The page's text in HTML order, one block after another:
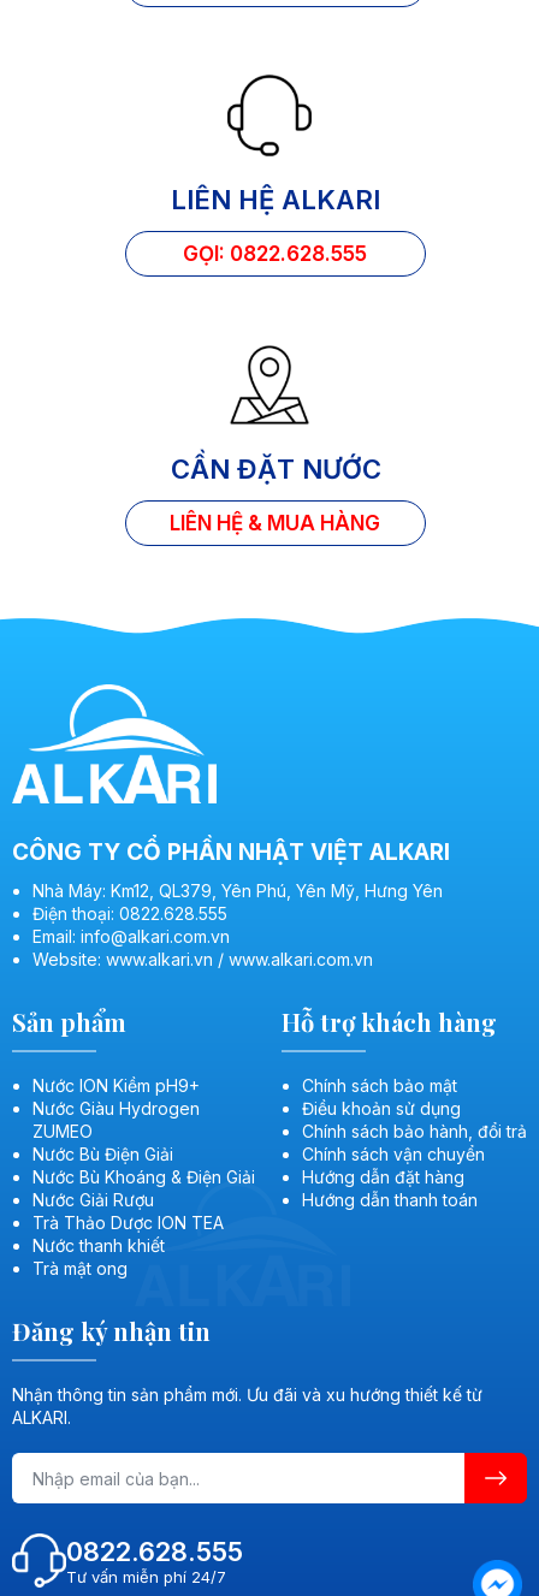
LIÊN HỆ ALKARI
GỌI: 0822.628.555
CẦN ĐẶT NƯỚC
LIÊN HỆ & MUA HÀNG
CÔNG TY CỔ PHẦN NHẬT VIỆT ALKARI
Nhà Máy: Km12, QL379, Yên Phú, Yên Mỹ, Hưng Yên
Điện thoại: 0822.628.555
Email: info@alkari.com.vn
Website: www.alkari.vn / www.alkari.com.vn
Sản phẩm
Nước ION Kiềm pH9+
Nước Giàu Hydrogen
ZUMEO
Nước Bù Điện Giải
Nước Bù Khoáng & Điện Giải
Nước Giải Rượu
Trà Thảo Dược ION TEA
Nước thanh khiết
Trà mật ong
Hỗ trợ khách hàng
Chính sách bảo mật
Điều khoản sử dụng
Chính sách bảo hành, đổi trả
Chính sách vận chuyển
Hướng dẫn đặt hàng
Hướng dẫn thanh toán
Đăng ký nhận tin
Nhận thông tin sản phẩm mới. Ưu đãi và xu hướng thiết kế từ
ALKARI.
0822.628.555
Tư vấn miễn phí 24/7